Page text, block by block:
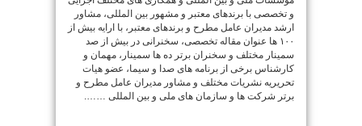
و تخصصی با برندهای معتبر و مشهور بین المللی، مشاور
ارشد مدیران عامل مطرح و برندهای معتبر، با ارایه بیش از
۱۰۰ ها عنوان مقاله تخصصی، سخنرانی در بیش از صد
سمینار مختلف و سخنران برتر ده ها سمینار، مهمان و
کارشناس برخی از برنامه های صدا و سیما، عضو هیات
تحریریه نشریات مختلف و مشاور مدیران عامل مطرح و
برتر شرکت ها و سازمان های ملی و بین المللی …….